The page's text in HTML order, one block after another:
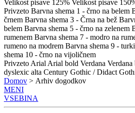
Velikost pisave 125% Velikost pisave
Privzeto Barvna shema 1 - črno na belem
črnem Barvna shema 3 - Črna na bež
belem Barvna shema 5 - črno na zelenem
rumenem Barvna shema 7 - modro na
rumeno na modrem Barvna shema 9 -
shema 10 - črno na vijoličnem
Privzeto Arial Arial bold Verdana Verdana
dyslexic alta Century Gothic / Didact
Domov > Arhiv dogodkov
MENI
VSEBINA